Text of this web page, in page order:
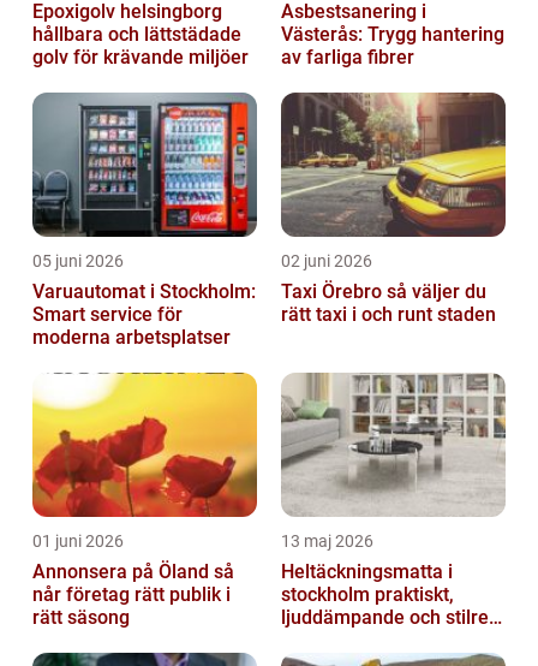
Epoxigolv helsingborg
hållbara och lättstädade
golv för krävande miljöer
Asbestsanering i
Västerås: Trygg hantering
av farliga fibrer
05 juni 2026
Varuautomat i Stockholm:
Smart service för
moderna arbetsplatser
02 juni 2026
Taxi Örebro så väljer du
rätt taxi i och runt staden
01 juni 2026
Annonsera på Öland så
når företag rätt publik i
rätt säsong
13 maj 2026
Heltäckningsmatta i
stockholm praktiskt,
ljuddämpande och stilrent